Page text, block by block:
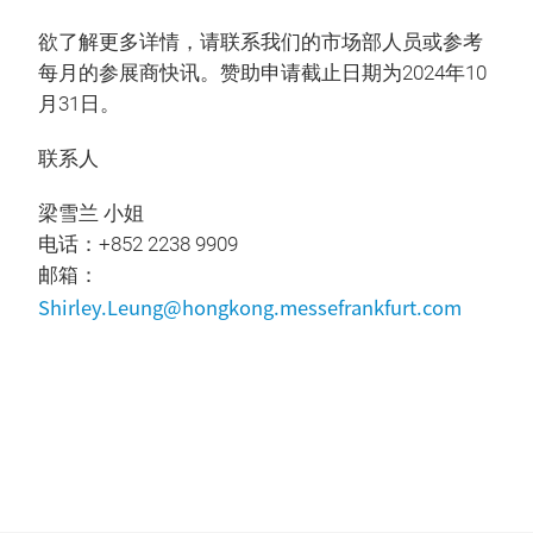
欲了解更多详情，请联系我们的市场部人员或参考
每月的参展商快讯。赞助申请截止日期为2024年10
月31日。
联系人
梁雪兰 小姐
电话：+852 2238 9909
邮箱：
Shirley.Leung@hongkong.messefrankfurt.com